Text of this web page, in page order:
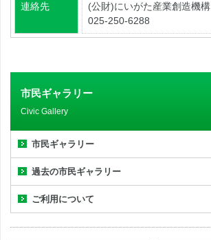
連絡先
(公財)にいがた産業創造機構
025-250-6288
市民ギャラリー
Civic Gallery
市民ギャラリー
過去の市民ギャラリー
ご利用について